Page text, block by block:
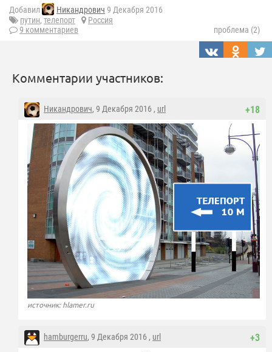
Добавил Никандрович 9 Декабря 2016
путин, телепорт
Россия
9 комментариев
проблема (2)
Комментарии участников:
+18
Никандрович, 9 Декабря 2016 , url
источник: hlamer.ru
+3
hamburgerru, 9 Декабря 2016 , url